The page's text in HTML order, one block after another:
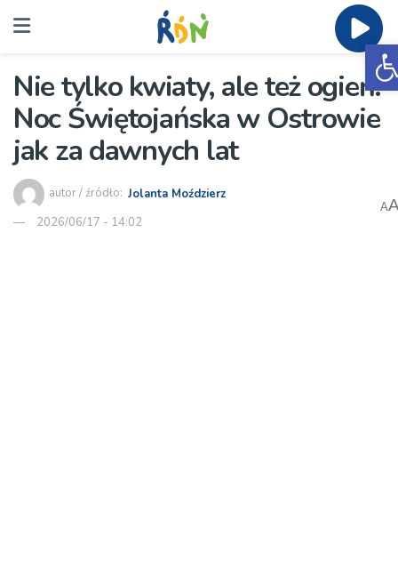
Nie tylko kwiaty, ale też ogień.
Noc Świętojańska w Ostrowie
jak za dawnych lat
autor / źródło: Jolanta Moździerz
2026/06/17 - 14:02
A